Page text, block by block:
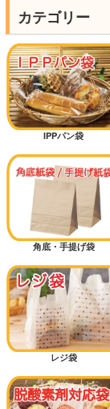
カテゴリー
IPPパン袋
角底・手提げ袋
レジ袋